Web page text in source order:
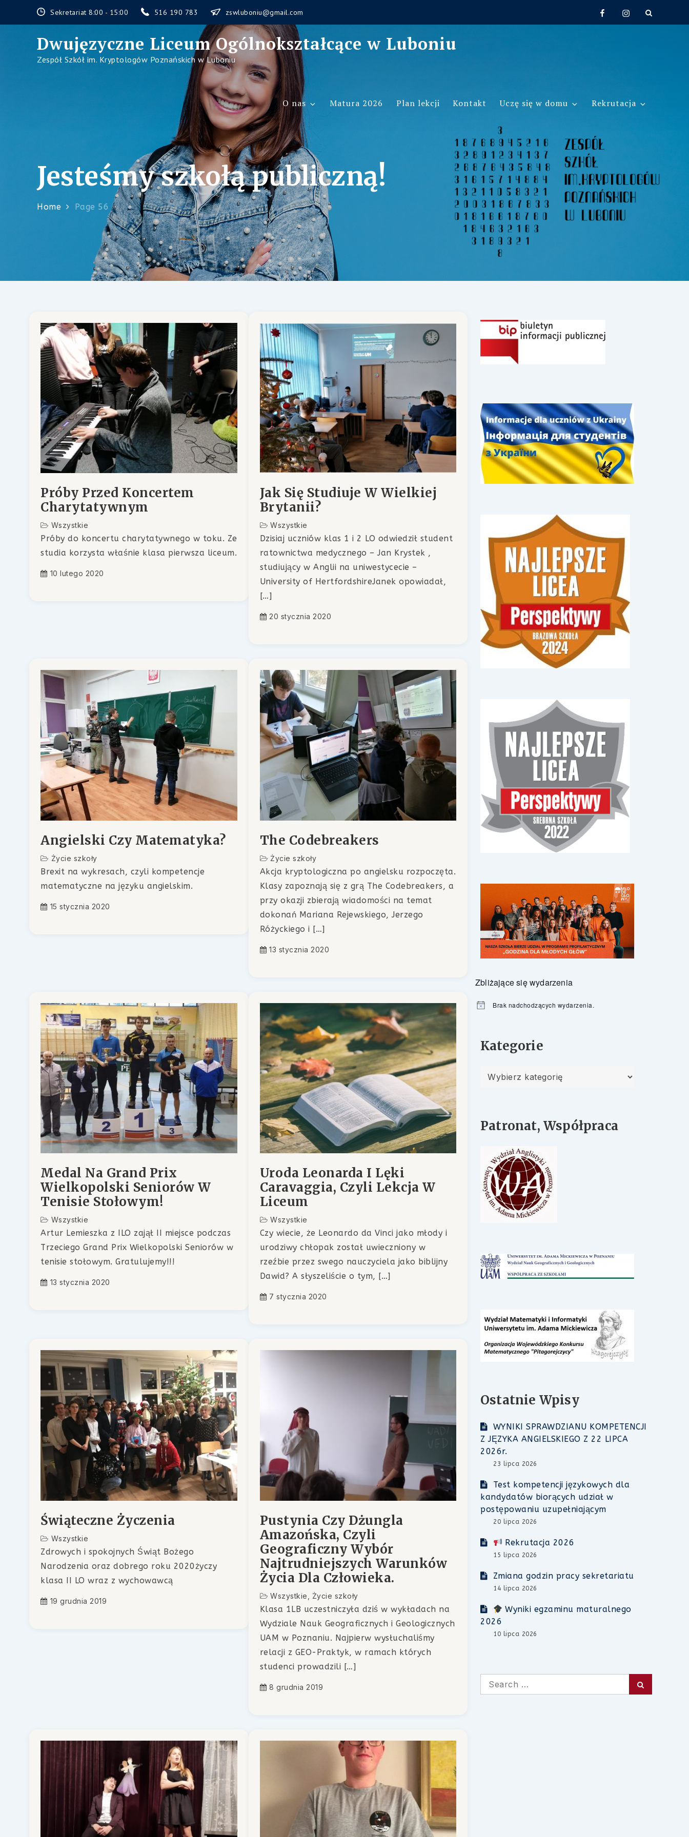
Sekretariat 8:00 - 15:00 516 190 783 zswluboniu@gmail.com FacebookInstagram
Dwujęzyczne Liceum Ogólnokształcące w Luboniu
Zespół Szkół im. Kryptologów Poznańskich w Luboniu
O nas Matura 2026 Plan lekcji Kontakt Uczę się w domu Rekrutacja
Jesteśmy szkołą publiczną!
Home Page 56
Próby Przed Koncertem
Charytatywnym
Wszystkie
Próby do koncertu charytatywnego w toku. Ze
studia korzysta właśnie klasa pierwsza liceum.
10 lutego 2020
Jak Się Studiuje W Wielkiej
Brytanii?
Wszystkie
Dzisiaj uczniów klas 1 i 2 LO odwiedził student
ratownictwa medycznego – Jan Krystek ,
studiujący w Anglii na uniwestycecie –
University of HertfordshireJanek opowiadał,
[…]
20 stycznia 2020
Angielski Czy Matematyka?
Życie szkoły
Brexit na wykresach, czyli kompetencje
matematyczne na języku angielskim.
15 stycznia 2020
The Codebreakers
Życie szkoły
Akcja kryptologiczna po angielsku rozpoczęta.
Klasy zapoznają się z grą The Codebreakers, a
przy okazji zbierają wiadomości na temat
dokonań Mariana Rejewskiego, Jerzego
Różyckiego i […]
13 stycznia 2020
Medal Na Grand Prix
Wielkopolski Seniorów W
Tenisie Stołowym!
Wszystkie
Artur Lemieszka z ILO zajął II miejsce podczas
Trzeciego Grand Prix Wielkopolski Seniorów w
tenisie stołowym. Gratulujemy!!!
13 stycznia 2020
Uroda Leonarda I Lęki
Caravaggia, Czyli Lekcja W
Liceum
Wszystkie
Czy wiecie, że Leonardo da Vinci jako młody i
urodziwy chłopak został uwieczniony w
rzeźbie przez swego nauczyciela jako biblijny
Dawid? A słyszeliście o tym, […]
7 stycznia 2020
Świąteczne Życzenia
Wszystkie
Zdrowych i spokojnych Świąt Bożego
Narodzenia oraz dobrego roku 2020życzy
klasa II LO wraz z wychowawcą
19 grudnia 2019
Pustynia Czy Dżungla
Amazońska, Czyli
Geograficzny Wybór
Najtrudniejszych Warunków
Życia Dla Człowieka.
Wszystkie Życie szkoły
Klasa 1LB uczestniczyła dziś w wykładach na
Wydziale Nauk Geograficznych i Geologicznych
UAM w Poznaniu. Najpierw wysłuchaliśmy
relacji z GEO-Praktyk, w ramach których
studenci prowadzili […]
8 grudnia 2019
Zbliżające się wydarzenia
Powiadomienie
Brak nadchodzących wydarzenia.
Kategorie
Kategorie
Patronat, Współpraca
Ostatnie Wpisy
WYNIKI SPRAWDZIANU KOMPETENCJI
Z JĘZYKA ANGIELSKIEGO Z 22 LIPCA
2026r.
23 lipca 2026
Test kompetencji językowych dla
kandydatów biorących udział w
postępowaniu uzupełniającym
20 lipca 2026
Rekrutacja 2026
15 lipca 2026
Zmiana godzin pracy sekretariatu
14 lipca 2026
Wyniki egzaminu maturalnego
2026
10 lipca 2026
Search
for: